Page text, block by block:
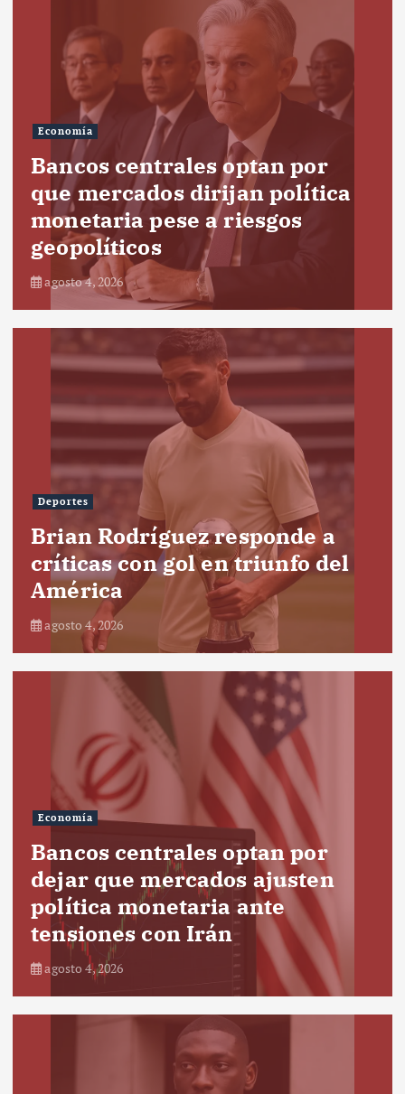
Economía
Bancos centrales optan por
que mercados dirijan política
monetaria pese a riesgos
geopolíticos
agosto 4, 2026
Deportes
Brian Rodríguez responde a
críticas con gol en triunfo del
América
agosto 4, 2026
Economía
Bancos centrales optan por
dejar que mercados ajusten
política monetaria ante
tensiones con Irán
agosto 4, 2026